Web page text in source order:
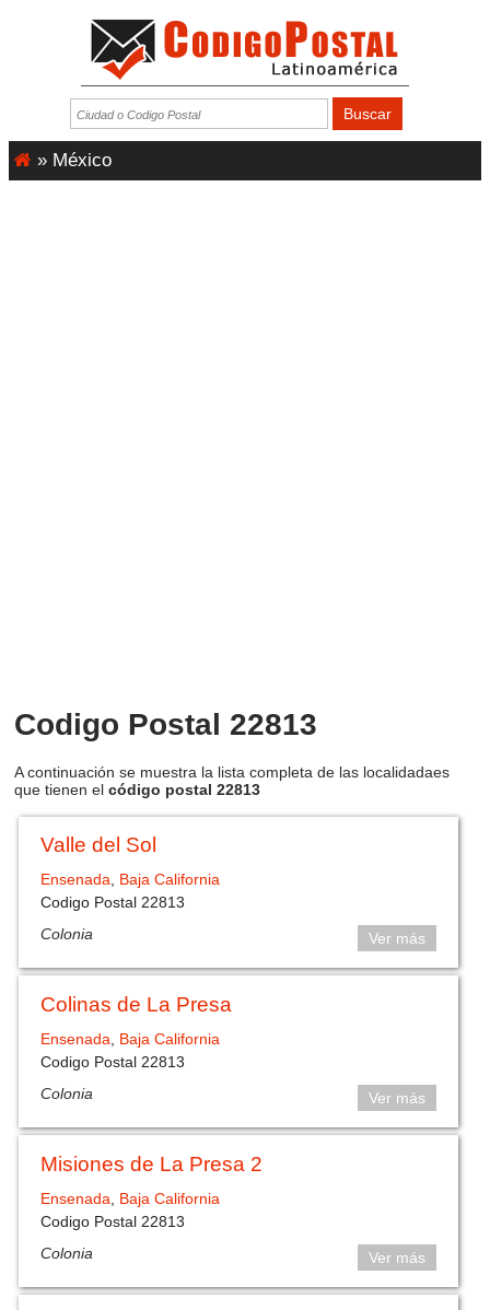
» México
Codigo Postal 22813
A continuación se muestra la lista completa de las localidadaes
que tienen el código postal 22813
Valle del Sol
Ensenada, Baja California
Codigo Postal 22813
Colonia
Ver más
Colinas de La Presa
Ensenada, Baja California
Codigo Postal 22813
Colonia
Ver más
Misiones de La Presa 2
Ensenada, Baja California
Codigo Postal 22813
Colonia
Ver más